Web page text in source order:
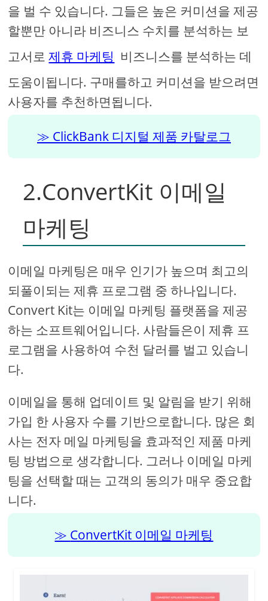
을 벌 수 있습니다. 그들은 높은 커미션을 제공
할뿐만 아니라 비즈니스 수치를 분석하는 보
고서로제휴 마케팅 비즈니스를 분석하는 데
도움이됩니다. 구매를하고 커미션을 받으려면
사용자를 추천하면됩니다.
ClickBank 디지털 제품 카탈로그
2.ConvertKit 이메일
마케팅
이메일 마케팅은 매우 인기가 높으며 최고의
되풀이되는 제휴 프로그램 중 하나입니다.
Convert Kit는 이메일 마케팅 플랫폼을 제공
하는 소프트웨어입니다. 사람들은이 제휴 프
로그램을 사용하여 수천 달러를 벌고 있습니
다.
이메일을 통해 업데이트 및 알림을 받기 위해
가입 한 사용자 수를 기반으로합니다. 많은 회
사는 전자 메일 마케팅을 효과적인 제품 마케
팅 방법으로 생각합니다. 그러나 이메일 마케
팅을 선택할 때는 고객의 동의가 매우 중요합
니다.
ConvertKit 이메일 마케팅